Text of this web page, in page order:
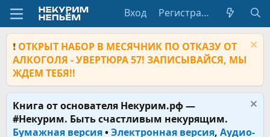
Вход Регистрация
❗ ОТКРЫТ НАБОР В МЕСЯЧНИК ПО ОТКАЗУ ОТ
АЛКОГОЛЯ - УВЕРТЮРА 57! ЗАПИСЫВАЙСЯ, МЫ
ЖДЕМ ТЕБЯ!!
Книга от основателя Некурим.рф —
#Некурим. Быть счастливым некурящим.
Бумажная версия•Электронная версия, Аудио-